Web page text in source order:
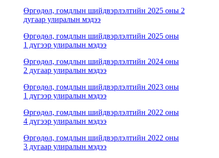
Өргөдөл, гомдлын шийдвэрлэлтийн 2025 оны 2
дугаар улиралын мэдээ
Өргөдөл, гомдлын шийдвэрлэлтийн 2025 оны
1 дүгээр улиралын мэдээ
Өргөдөл, гомдлын шийдвэрлэлтийн 2024 оны
2 дугаар улиралын мэдээ
Өргөдөл, гомдлын шийдвэрлэлтийн 2023 оны
1 дүгээр улиралын мэдээ
Өргөдөл, гомдлын шийдвэрлэлтийн 2022 оны
4 дүгээр улиралын мэдээ
Өргөдөл, гомдлын шийдвэрлэлтийн 2022 оны
3 дугаар улиралын мэдээ